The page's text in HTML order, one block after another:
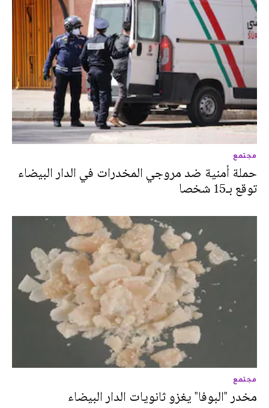
مجتمع
حملة أمنية ضد مروجي المخدرات في الدار البيضاء
توقع بـ15 شخصا
مجتمع
مخدر "البوفا" يغزو ثانويات الدار البيضاء